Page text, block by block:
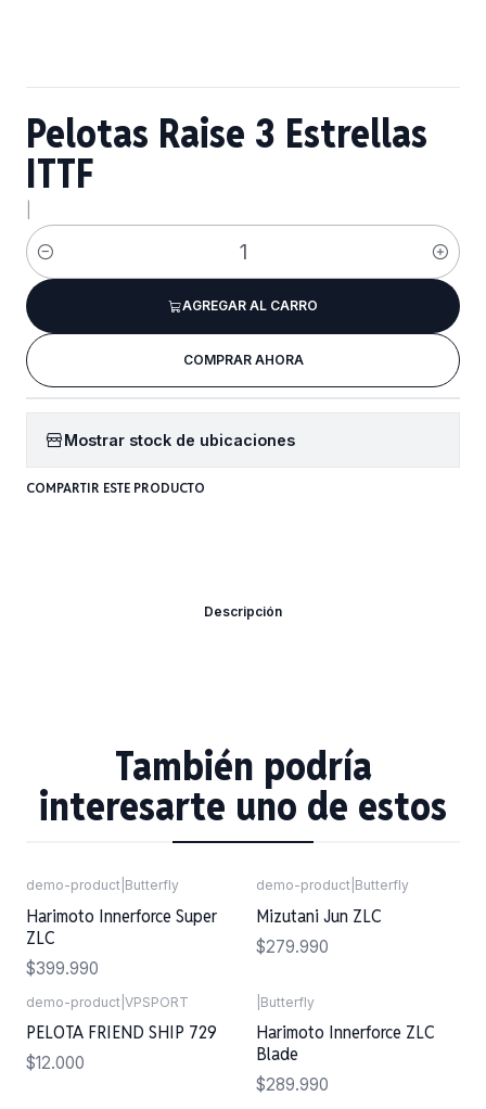
Pelotas Raise 3 Estrellas
ITTF
Cantidad
AGREGAR AL CARRO
COMPRAR AHORA
Mostrar stock de ubicaciones
COMPARTIR ESTE PRODUCTO
Descripción
También podría
interesarte uno de estos
demo-product Butterfly
Harimoto Innerforce Super
ZLC
$399.990
demo-product Butterfly
Mizutani Jun ZLC
$279.990
demo-product VPSPORT
PELOTA FRIEND SHIP 729
$12.000
Butterfly
Harimoto Innerforce ZLC
Blade
$289.990